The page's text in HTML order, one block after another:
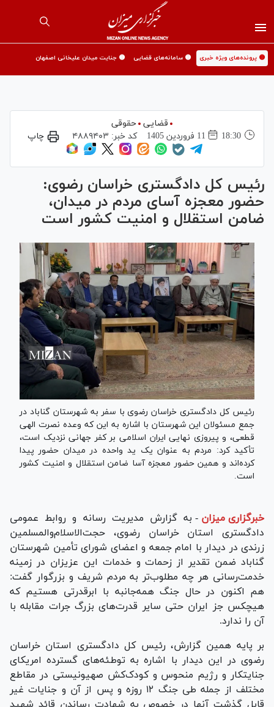
🟡 پرونده‌های ویژه خبری 🟡 سامانه‌های قضایی 🟡 جنایت میدان علیخانی اصفهان
قضایی حقوقی
18:30
11 فروردين 1405 کد خبر: ۴۸۸۹۴۰۳ چاپ
رئیس کل دادگستری خراسان رضوی:
حضور معجزه آسای مردم در میدان،
ضامن استقلال و امنیت کشور است
رئیس کل دادگستری خراسان رضوی با سفر به شهرستان گناباد در
جمع مسئولان این شهرستان با اشاره به این که وعده نصرت الهی
قطعی، و پیروزی نهایی ایران اسلامی بر کفر جهانی نزدیک است،
تأکید کرد: مردم به عنوان یک ید واحده در میدان حضور پیدا
کرده‌اند و همین حضور معجزه آسا ضامن استقلال و امنیت کشور
است.
خبرگزاری میزان - به گزارش مدیریت رسانه و روابط عمومی
دادگستری استان خراسان رضوی، حجت‌الاسلام‌والمسلمین
زرندی در دیدار با امام جمعه و اعضای شورای تأمین شهرستان
گناباد ضمن تقدیر از زحمات و خدمات این عزیزان در زمینه
خدمت‌رسانی هر چه مطلوب‌تر به مردم شریف و بزرگوار گفت:
هم اکنون در حال جنگ همه‌جانبه با ابرقدرتی هستیم که
هیچکس جز ایران حتی سایر قدرت‌های بزرگ جرات مقابله با
آن را ندارد.
بر پایه همین گزارش، رئیس کل دادگستری استان خراسان
رضوی در این دیدار با اشاره به توطئه‌های گسترده امریکای
جنایتکار و رژیم منحوس و کودک‌کش صهیونیستی در مقاطع
مختلف از جمله طی جنگ ۱۲ روزه و پس از آن و جنایات غیر
قابل گذشت آنها در خصوص به شهادت رساندن قائد شهید